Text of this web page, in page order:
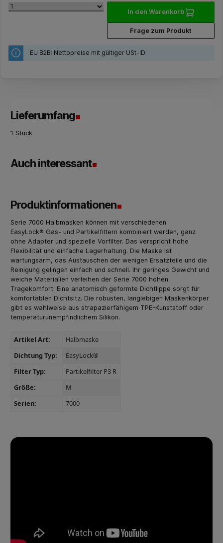
In den Warenkorb
Frage zum Produkt
EU B2B: Nettopreise mit gültiger USt-ID
Lieferumfang
1 Stück
Auch interessant
Produktinformationen
Serie 7000 Halbmasken können mit verschiedenen
EasyLock® Gas- und Partikelfiltern kombiniert werden, ganz
ohne Adapter und spezielle Vorfilter. Das verspricht hohe
Flexibilität und einfache Lagerhaltung. Die Maske ist
wartungsarm, das Austauschen der wenigen Ersatzteile und die
Reinigung gelingen einfach und schnell. Ihr geringes Gewicht und
weiche Materialien verleihen der Serie 7000 hohen
Tragekomfort. Eine anatomisch geformte Dichtlippe sorgt für
komfortablen Dichtsitz. Die robusten, langlebigen Maskenkörper
gibt es wahlweise aus strapazierfähigem TPE-Kunststoff oder
temperaturunempfindlichem Silikon.
Artikel Art:
Halbmaske
Dichtung Typ:
EasyLock®
Filter Typ:
Partikelfilter P3 R
Größe:
M
Serien:
7000